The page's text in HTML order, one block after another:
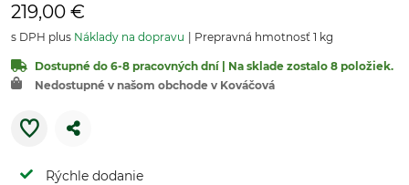
219,00 €
s DPH plus Náklady na dopravu Prepravná hmotnosť 1 kg
Dostupné do 6-8 pracovných dní | Na sklade zostalo 8 položiek.
Nedostupné v našom obchode v Kováčová
Rýchle dodanie